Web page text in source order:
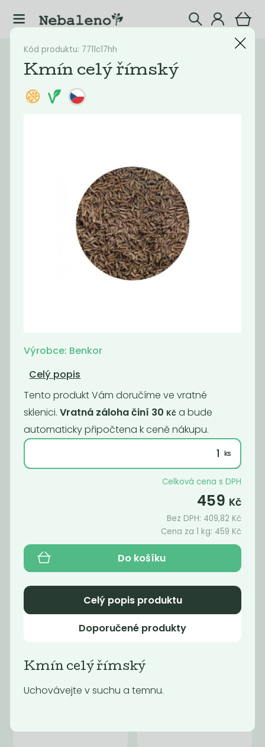
Katalog Potraviny
Filtrovat produkty
570
790Kč/ Kg
Bobkový list
BIO Chilli
Kód produktu: 7711c17hh
Kmín celý římský
Výrobce: Benkor
Celý popis
Tento produkt Vám doručíme ve vratné
sklenici. Vratná záloha činí 30 Kč a bude
automaticky připočtena k ceně nákupu.
Celková cena s DPH
459 Kč
Bez DPH: 409,82 Kč
Cena za 1 kg: 459 Kč
Do košíku
Celý popis produktu
Doporučené produkty
Kmín celý římský
Uchovávejte v suchu a temnu.